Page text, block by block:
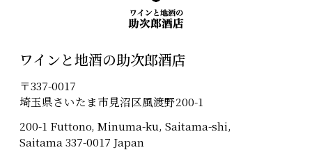
ワインと地酒の助次郎酒店
〒337-0017
埼玉県さいたま市見沼区風渡野200-1
200-1 Futtono, Minuma-ku, Saitama-shi,
Saitama 337-0017 Japan